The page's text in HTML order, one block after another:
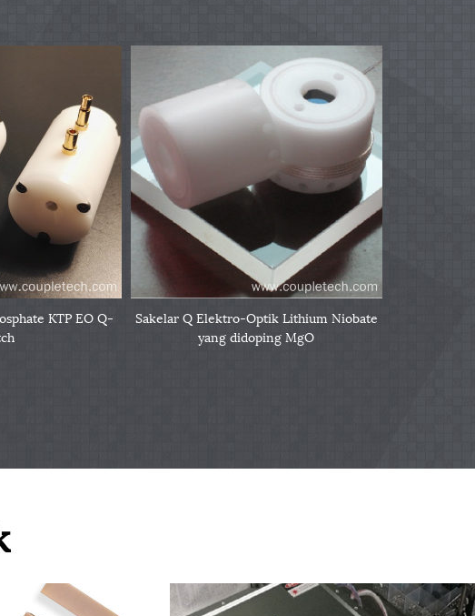
KTP EO Q-
Sakelar Q Elektro-Optik Lithium Niobate
yang didoping MgO